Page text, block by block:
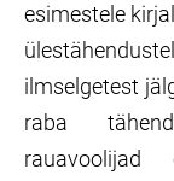
esimestele
ilmselgetest
raba